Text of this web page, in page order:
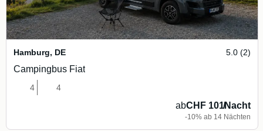
Hamburg, DE 5.0 (2)
Campingbus Fiat
4 4
abCHF 101/Nacht
-10% ab 14 Nächten